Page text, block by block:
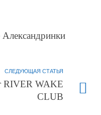
СЛЕДУЮЩАЯ СТАТЬЯ
RIVER WAKE
CLUB